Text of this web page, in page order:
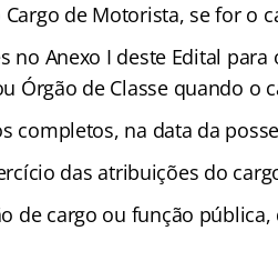
de Motorista, se for o
no Anexo I deste Edital para
Órgão de Classe quando o
completos, na data da
das atribuições do
de cargo ou função